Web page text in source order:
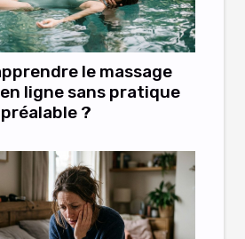
le massage
ligne sans pratique
préalable ?